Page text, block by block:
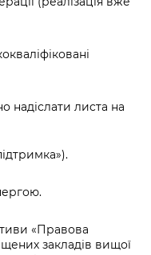
надіслати лиcта на
«Правова
закладів вищої